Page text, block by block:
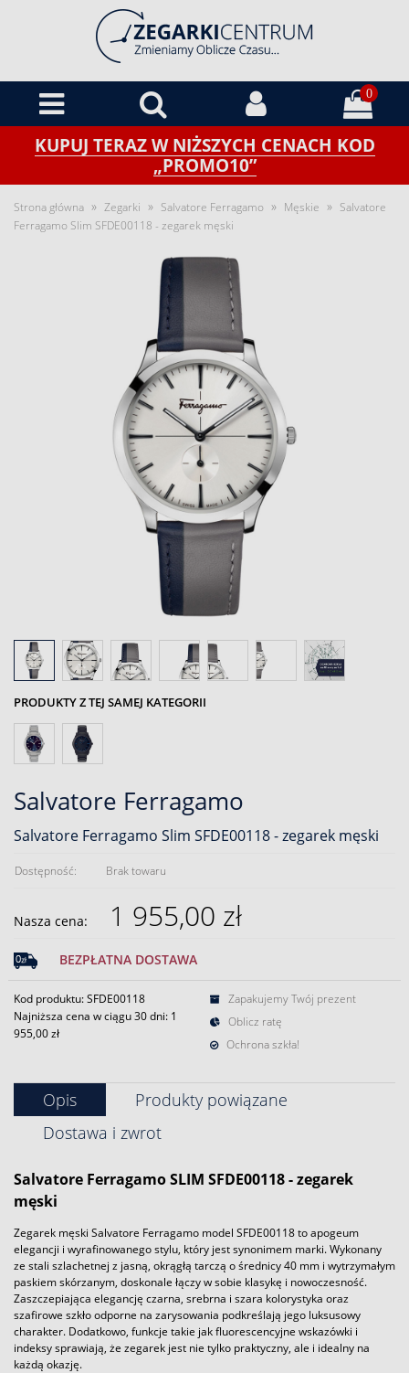
0
KUPUJ TERAZ W NIŻSZYCH CENACH KOD
„PROMO10”
Strona główna » Zegarki » Salvatore Ferragamo » Męskie » Salvatore
Ferragamo Slim SFDE00118 - zegarek męski
PRODUKTY Z TEJ SAMEJ KATEGORII
Salvatore Ferragamo
Salvatore Ferragamo Slim SFDE00118 - zegarek męski
Dostępność: Brak towaru
Nasza cena: 1 955,00 zł
BEZPŁATNA DOSTAWA
Kod produktu: SFDE00118
Najniższa cena w ciągu 30 dni: 1
955,00 zł
Zapakujemy Twój prezent
Oblicz ratę
Ochrona szkła!
Opis
Produkty powiązane
Dostawa i zwrot
Salvatore Ferragamo SLIM SFDE00118 - zegarek
męski
Zegarek męski Salvatore Ferragamo model SFDE00118 to apogeum
elegancji i wyrafinowanego stylu, który jest synonimem marki. Wykonany
ze stali szlachetnej z jasną, okrągłą tarczą o średnicy 40 mm i wytrzymałym
paskiem skórzanym, doskonale łączy w sobie klasykę i nowoczesność.
Zaszczepiająca elegancję czarna, srebrna i szara kolorystyka oraz
szafirowe szkło odporne na zarysowania podkreślają jego luksusowy
charakter. Dodatkowo, funkcje takie jak fluorescencyjne wskazówki i
indeksy sprawiają, że zegarek jest nie tylko praktyczny, ale i idealny na
każdą okazję.